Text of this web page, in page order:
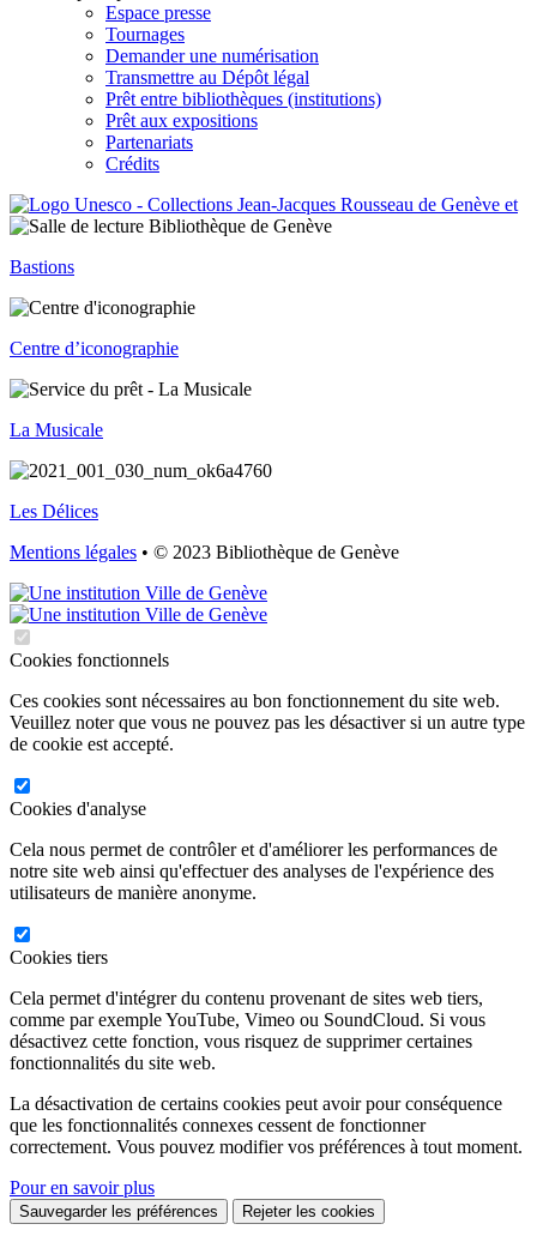
Espace presse
Tournages
Demander une numérisation
Transmettre au Dépôt légal
Prêt entre bibliothèques (institutions)
Prêt aux expositions
Partenariats
Crédits
Bastions
Centre d’iconographie
La Musicale
Les Délices
Mentions légales • © 2023 Bibliothèque de Genève
Cookies fonctionnels
Ces cookies sont nécessaires au bon fonctionnement du site web.
Veuillez noter que vous ne pouvez pas les désactiver si un autre type
de cookie est accepté.
Cookies d'analyse
Cela nous permet de contrôler et d'améliorer les performances de
notre site web ainsi qu'effectuer des analyses de l'expérience des
utilisateurs de manière anonyme.
Cookies tiers
Cela permet d'intégrer du contenu provenant de sites web tiers,
comme par exemple YouTube, Vimeo ou SoundCloud. Si vous
désactivez cette fonction, vous risquez de supprimer certaines
fonctionnalités du site web.
La désactivation de certains cookies peut avoir pour conséquence
que les fonctionnalités connexes cessent de fonctionner
correctement. Vous pouvez modifier vos préférences à tout moment.
Pour en savoir plus
Sauvegarder les préférences Rejeter les cookies